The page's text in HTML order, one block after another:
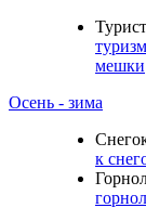
мешки
Осень - зима
к